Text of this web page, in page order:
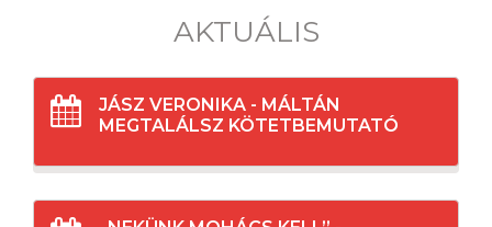
AKTUÁLIS
JÁSZ VERONIKA - MÁLTÁN
MEGTALÁLSZ KÖTETBEMUTATÓ